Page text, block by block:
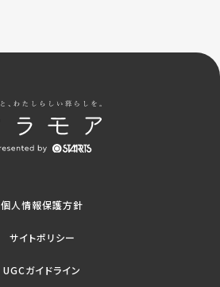
個人情報保護方針
サイトポリシー
UGCガイドライン